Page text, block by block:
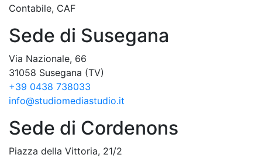
Contabile, CAF
Sede di Susegana
Via Nazionale, 66
31058 Susegana (TV)
+39 0438 738033
info@studiomediastudio.it
Sede di Cordenons
Piazza della Vittoria, 21/2